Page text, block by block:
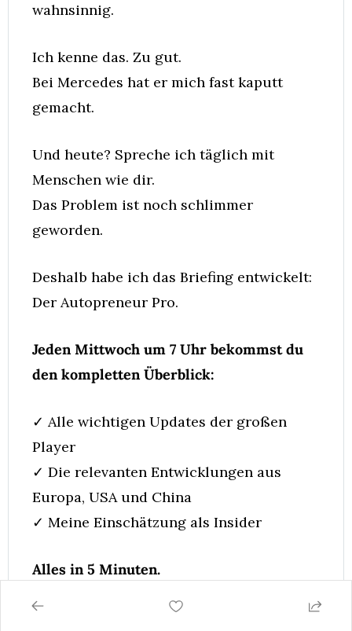
wahnsinnig.
Ich kenne das. Zu gut.
Bei Mercedes hat er mich fast kaputt
gemacht.
Und heute? Spreche ich täglich mit
Menschen wie dir.
Das Problem ist noch schlimmer
geworden.
Deshalb habe ich das Briefing entwickelt:
Der Autopreneur Pro.
Jeden Mittwoch um 7 Uhr bekommst du
den kompletten Überblick:
✓ Alle wichtigen Updates der großen
Player
✓ Die relevanten Entwicklungen aus
Europa, USA und China
✓ Meine Einschätzung als Insider
Alles in 5 Minuten.
Das Ergebnis: